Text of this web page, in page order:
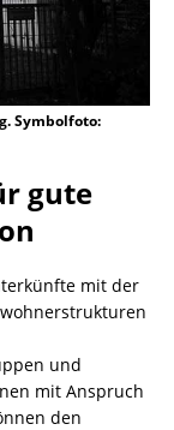
Symbolfoto:
gute
mit der
und
mit Anspruch
den